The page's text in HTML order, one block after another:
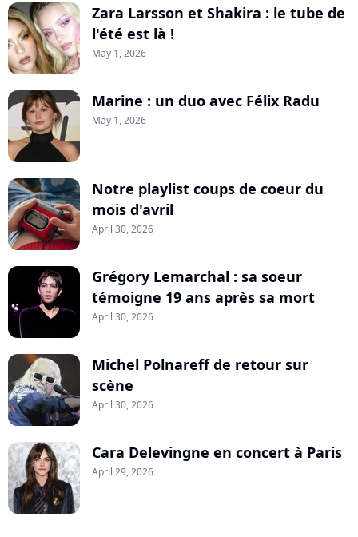
Zara Larsson et Shakira : le tube de
l'été est là !
May 1, 2026
Marine : un duo avec Félix Radu
May 1, 2026
Notre playlist coups de coeur du
mois d'avril
April 30, 2026
Grégory Lemarchal : sa soeur
témoigne 19 ans après sa mort
April 30, 2026
Michel Polnareff de retour sur
scène
April 30, 2026
Cara Delevingne en concert à Paris
April 29, 2026